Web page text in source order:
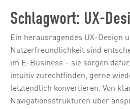
Schlagwort: UX-
Ein herausragendes UX-Design
Nutzerfreundlichkeit sind
im E-Business – sie sorgen
intuitiv zurechtfinden, gerne
letztendlich konvertieren. Von
Navigationsstrukturen über